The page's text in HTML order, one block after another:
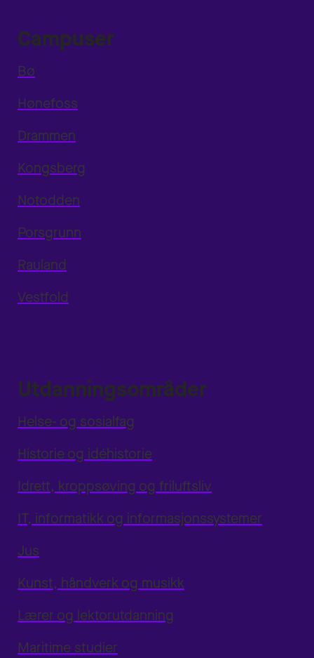
Campuser
Bø
Hønefoss
Drammen
Kongsberg
Notodden
Porsgrunn
Rauland
Vestfold
Utdanningsområder
Helse- og sosialfag
Historie og idéhistorie
Idrett, kroppsøving og friluftsliv
IT, informatikk og informasjonssystemer
Jus
Kunst, håndverk og musikk
Lærer og lektorutdanning
Maritime studier